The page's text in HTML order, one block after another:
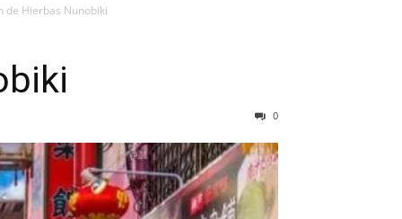
de Hierbas Nunobiki
0